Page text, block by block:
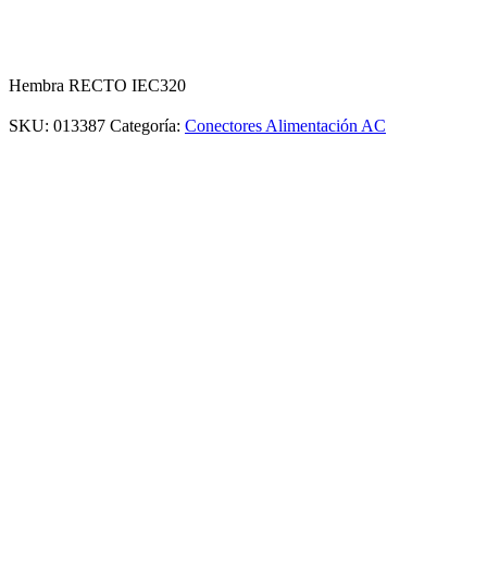
Hembra RECTO IEC320
SKU: 013387 Categoría: Conectores Alimentación AC